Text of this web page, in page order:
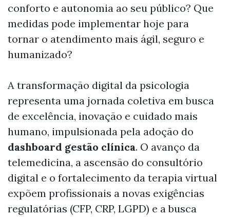
conforto e autonomia ao seu público? Que
medidas pode implementar hoje para
tornar o atendimento mais ágil, seguro e
humanizado?
A transformação digital da psicologia
representa uma jornada coletiva em busca
de excelência, inovação e cuidado mais
humano, impulsionada pela adoção do
dashboard gestão clínica. O avanço da
telemedicina, a ascensão do consultório
digital e o fortalecimento da terapia virtual
expõem profissionais a novas exigências
regulatórias (CFP, CRP, LGPD) e a busca